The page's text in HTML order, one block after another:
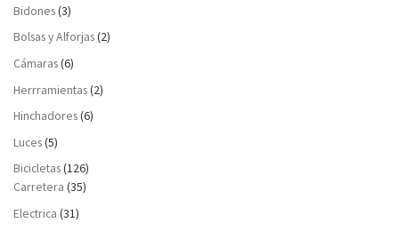
Bidones(3)
Bolsas y Alforjas(2)
Cámaras(6)
Herrramientas(2)
Hinchadores(6)
Luces(5)
Bicicletas(126)
Carretera (35)
Electrica (31)